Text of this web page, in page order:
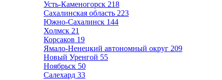
Усть-Каменогорск 218
Сахалинская область 223
Южно-Сахалинск 144
Холмск 21
Корсаков 19
Ямало-Ненецкий автономный округ 209
Новый Уренгой 55
Ноябрьск 50
Салехард 33